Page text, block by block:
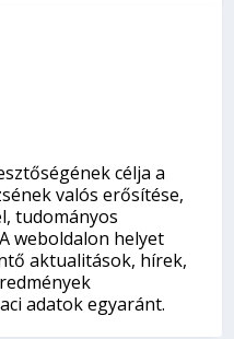
célja a
valós erősítése,
tudományos
weboldalon helyet
aktualitások, hírek,
adatok egyaránt.